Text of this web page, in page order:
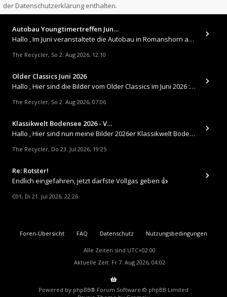
der Datenschutzerklärung enthalten.
Autobau Youngtimertreffen Jun…
Hallo , Im Juni veranstaltete die Autobau in Romanshorn auf ihrem Gelände ein kleines Youngtimertreffen : https://up.
The Recycler, So 2. Aug 2026, 12:10
Older Classics Juni 2026
​Hallo , Hier sind die Bilder vom Older Classics im Juni 2026 : https://up.picr.de/51155940wd.jpg https://up.pic
The Recycler, So 2. Aug 2026, 07:06
Klassikwelt Bodensee 2026 - V…
Hallo , Hier sind nun meine Bilder 2026er Klassikwelt Bodensee 😀 https://up.picr.de/51125547rb.jpg https://up.pi
The Recycler, Do 23. Jul 2026, 19:25
Re: Rotster!
Endlich eingefahren, jetzt darfste Vollgas geben 👍
C01, Di 21. Jul 2026, 22:26
Foren-Übersicht FAQ Datenschutz Nutzungsbedingungen
Alle Zeiten sind UTC+02:00
Aktuelle Zeit: Fr 7. Aug 2026, 04:02
Powered by phpBB® Forum Software © phpBB Limited